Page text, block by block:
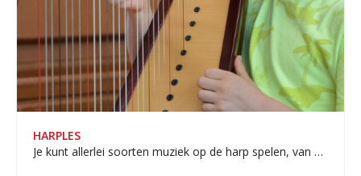
HARPLES
Je kunt allerlei soorten muziek op de harp spelen, van klassiek tot popmuziek.